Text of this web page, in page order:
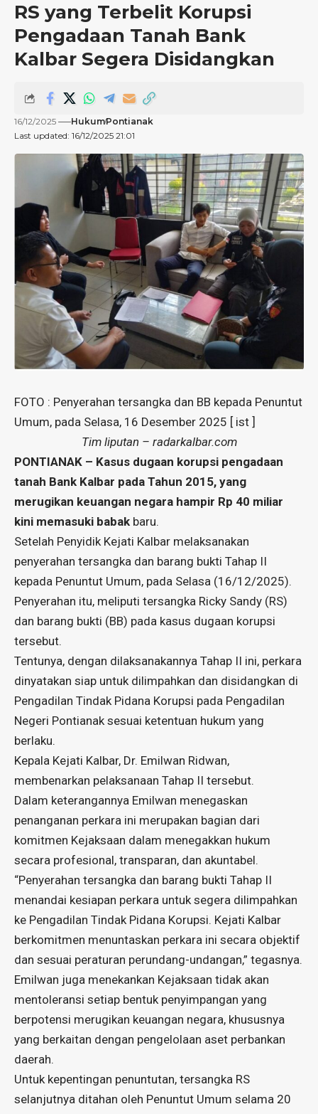
RS yang Terbelit Korupsi
Pengadaan Tanah Bank
Kalbar Segera Disidangkan
Last updated: 16/12/2025 21:01
16/12/2025 HukumPontianak
FOTO : Penyerahan tersangka dan BB kepada Penuntut
Umum, pada Selasa, 16 Desember 2025 [ ist ]
Tim liputan – radarkalbar.com
PONTIANAK – Kasus dugaan korupsi pengadaan
tanah Bank Kalbar pada Tahun 2015, yang
merugikan keuangan negara hampir Rp 40 miliar
kini memasuki babak baru.
Setelah Penyidik Kejati Kalbar melaksanakan
penyerahan tersangka dan barang bukti Tahap II
kepada Penuntut Umum, pada Selasa (16/12/2025).
Penyerahan itu, meliputi tersangka Ricky Sandy (RS)
dan barang bukti (BB) pada kasus dugaan korupsi
tersebut.
Tentunya, dengan dilaksanakannya Tahap II ini, perkara
dinyatakan siap untuk dilimpahkan dan disidangkan di
Pengadilan Tindak Pidana Korupsi pada Pengadilan
Negeri Pontianak sesuai ketentuan hukum yang
berlaku.
Kepala Kejati Kalbar, Dr. Emilwan Ridwan,
membenarkan pelaksanaan Tahap II tersebut.
Dalam keterangannya Emilwan menegaskan
penanganan perkara ini merupakan bagian dari
komitmen Kejaksaan dalam menegakkan hukum
secara profesional, transparan, dan akuntabel.
“Penyerahan tersangka dan barang bukti Tahap II
menandai kesiapan perkara untuk segera dilimpahkan
ke Pengadilan Tindak Pidana Korupsi. Kejati Kalbar
berkomitmen menuntaskan perkara ini secara objektif
dan sesuai peraturan perundang-undangan,” tegasnya.
Emilwan juga menekankan Kejaksaan tidak akan
mentoleransi setiap bentuk penyimpangan yang
berpotensi merugikan keuangan negara, khususnya
yang berkaitan dengan pengelolaan aset perbankan
daerah.
Untuk kepentingan penuntutan, tersangka RS
selanjutnya ditahan oleh Penuntut Umum selama 20